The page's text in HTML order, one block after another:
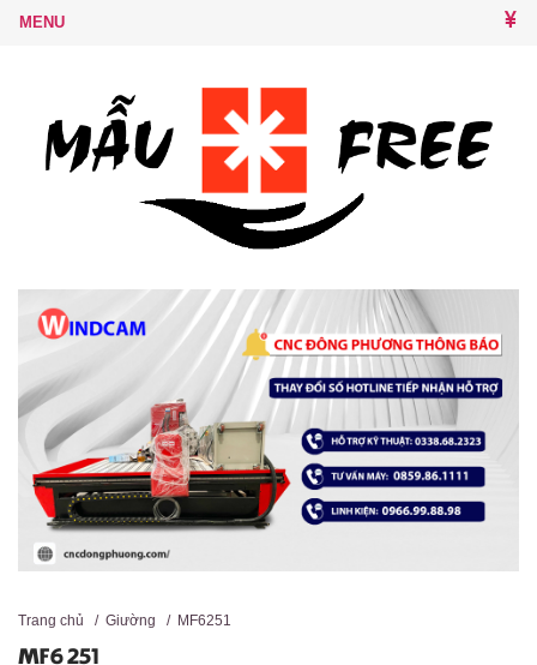
Trang chủ / Giường / MF6251
MF6251